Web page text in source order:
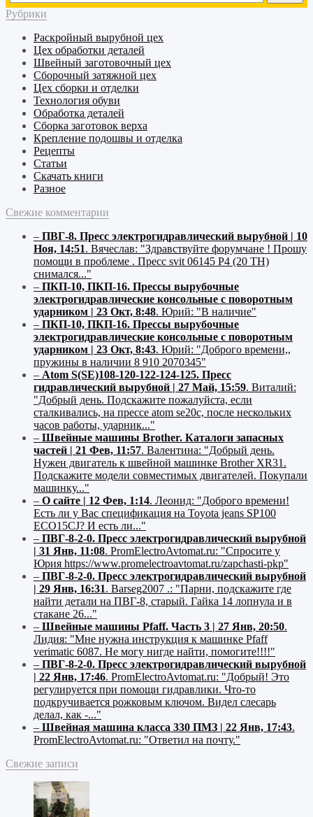
Рубрики
Раскройный вырубной цех
Цех обработки деталей
Швейный заготовочный цех
Сборочный затяжной цех
Цех сборки и отделки
Технология обуви
Обработка деталей
Сборка заготовок верха
Крепление подошвы и отделка
Рецепты
Статьи
Скачать книги
Разное
Свежие комментарии
– ПВГ-8. Пресс электрогидравлический вырубной | 10
Ноя, 14:51. Вячеслав: "Здравствуйте форумчане ! Прошу
помощи в проблеме . Пресс svit 06145 P4 (20 ТН)
снимался..."
– ПКП-10, ПКП-16. Прессы вырубочные
электрогидравлические консольные с поворотным
ударником | 23 Окт, 8:48. Юрий: "В наличие"
– ПКП-10, ПКП-16. Прессы вырубочные
электрогидравлические консольные с поворотным
ударником | 23 Окт, 8:43. Юрий: "Доброго времени,,
пружины в наличии 8 910 2070345"
– Atom S(SE)108-120-122-124-125. Пресс
гидравлический вырубной | 27 Май, 15:59. Виталий:
"Добрый день. Подскажите пожалуйста, если
сталкивались, на прессе atom se20c, после нескольких
часов работы, ударник..."
– Швейные машины Brother. Каталоги запасных
частей | 21 Фев, 11:57. Валентина: "Добрый день.
Нужен двигатель к швейной машинке Brother XR31.
Подскажите модели совместимых двигателей. Покупали
машинку..."
– О сайте | 12 Фев, 1:14. Леонид: "Доброго времени!
Есть ли у Вас спецификация на Toyota jeans SP100
ECO15CJ? И есть ли..."
– ПВГ-8-2-0. Пресс электрогидравлический вырубной
| 31 Янв, 11:08. PromElectroAvtomat.ru: "Спросите у
Юрия https://www.promelectroavtomat.ru/zapchasti-pkp"
– ПВГ-8-2-0. Пресс электрогидравлический вырубной
| 29 Янв, 16:31. Barseg2007 .: "Парни, подскажите где
найти детали на ПВГ-8, старый. Гайка 14 лопнула и в
стакане 26..."
– Швейные машины Pfaff. Часть 3 | 27 Янв, 20:50.
Лидия: "Мне нужна инструкция к машинке Pfaff
verimatic 6087. Не могу нигде найти, помогите!!!!"
– ПВГ-8-2-0. Пресс электрогидравлический вырубной
| 22 Янв, 17:46. PromElectroAvtomat.ru: "Добрый! Это
регулируется при помощи гидравлики. Что-то
подкручивается рожковым ключом. Видел слесарь
делал, как -..."
– Швейная машина класса 330 ПМЗ | 22 Янв, 17:43.
PromElectroAvtomat.ru: "Ответил на почту."
Свежие записи